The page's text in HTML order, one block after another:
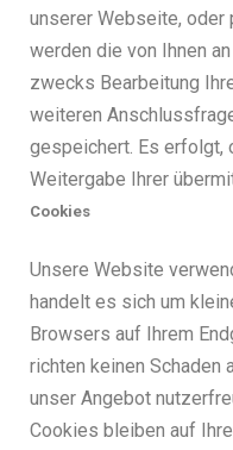
unserer Webseite, oder
werden die von Ihnen
zwecks Bearbeitung
weiteren
gespeichert. Es erfolgt,
Weitergabe Ihrer
Cookies
Unsere Website
handelt es sich um
Browsers auf Ihrem
richten keinen Schaden
unser Angebot
Cookies bleiben auf